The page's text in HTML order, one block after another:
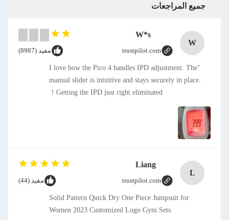
جميع المراجعات
W
W*s
trustpilot.com مفيد (8987)
"I love how the Pico 4 handles IPD adjustment. The
manual slider is intuitive and stays securely in place.
Getting the IPD just right eliminated！
L
Liang
trustpilot.com مفيد (44)
Solid Pattern Quick Dry One Piece Jumpsuit for
Women 2023 Customized Logo Gym Sets